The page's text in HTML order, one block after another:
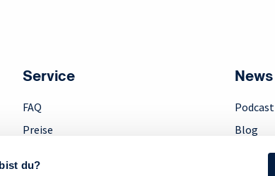
du?
Service
FAQ
Preise
News
Podcast
Blog